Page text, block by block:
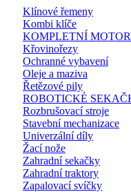
Klínové řemeny
Kombi klíče
KOMPLETNÍ
Křovinořezy
Ochranné vybavení
Oleje a maziva
Řetězové pily
ROBOTICKÉ
Rozbrušovací stroje
Stavební mechanizace
Univerzální díly
Žací nože
Zahradní sekačky
Zahradní traktory
Zapalovací svíčky